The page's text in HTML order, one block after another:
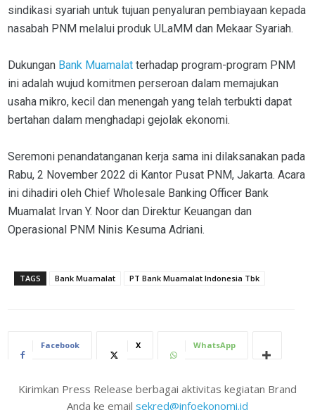
sindikasi syariah untuk tujuan penyaluran pembiayaan kepada
nasabah PNM melalui produk ULaMM dan Mekaar Syariah.
Dukungan Bank Muamalat terhadap program-program PNM
ini adalah wujud komitmen perseroan dalam memajukan
usaha mikro, kecil dan menengah yang telah terbukti dapat
bertahan dalam menghadapi gejolak ekonomi.
Seremoni penandatanganan kerja sama ini dilaksanakan pada
Rabu, 2 November 2022 di Kantor Pusat PNM, Jakarta. Acara
ini dihadiri oleh Chief Wholesale Banking Officer Bank
Muamalat Irvan Y. Noor dan Direktur Keuangan dan
Operasional PNM Ninis Kesuma Adriani.
TAGS Bank Muamalat PT Bank Muamalat Indonesia Tbk
Facebook X WhatsApp
Kirimkan Press Release berbagai aktivitas kegiatan Brand
Anda ke email sekred@infoekonomi.id